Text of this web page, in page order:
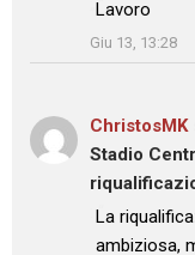
: “Lavoro
Giu 13, 13:28
ChristosMK
Stadio
: “La
ambiziosa,